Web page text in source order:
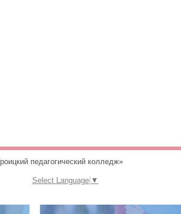
педагогический колледж»
Select Language ▼